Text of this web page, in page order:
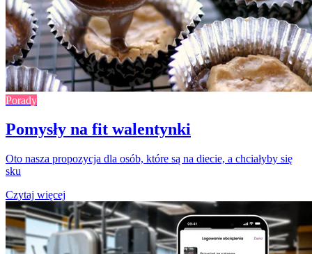
Porady
Pomysły na fit walentynki
Oto nasza propozycja dla osób, które są na diecie, a chciałyby się
sku
Czytaj więcej